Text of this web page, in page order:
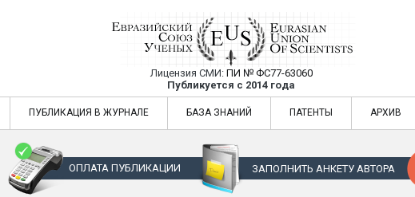
Евразийский Союз Ученых —
Лицензия СМИ: ПИ № ФС77-63060
Публикуется с 2014 года
Евразийский Союз Ученых — публикация научных статей в
ПУБЛИКАЦИЯ В ЖУРНАЛЕ БАЗА ЗНАНИЙ ПАТЕНТЫ АРХИВ
ОПЛАТА ПУБЛИКАЦИИ ЗАПОЛНИТЬ АНКЕТУ АВТОРА